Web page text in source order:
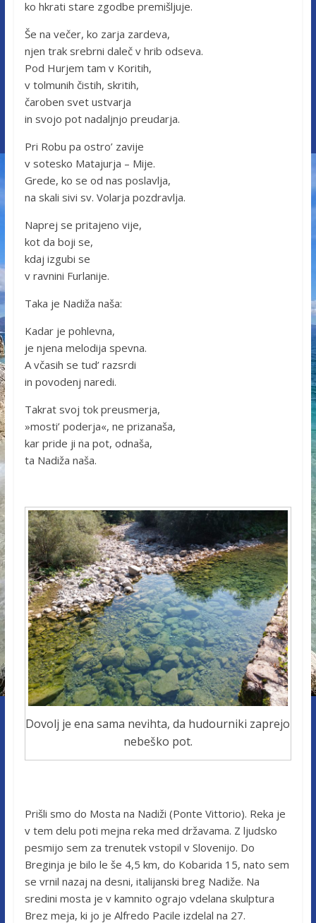
ko hkrati stare zgodbe premišljuje.
Še na večer, ko zarja zardeva,
njen trak srebrni daleč v hrib odseva.
Pod Hurjem tam v Koritih,
v tolmunih čistih, skritih,
čaroben svet ustvarja
in svojo pot nadaljnjo preudarja.
Pri Robu pa ostro’ zavije
v sotesko Matajurja – Mije.
Grede, ko se od nas poslavlja,
na skali sivi sv. Volarja pozdravlja.
Naprej se pritajeno vije,
kot da boji se,
kdaj izgubi se
v ravnini Furlanije.
Taka je Nadiža naša:
Kadar je pohlevna,
je njena melodija spevna.
A včasih se tud’ razsrdi
in povodenj naredi.
Takrat svoj tok preusmerja,
»mosti’ poderja«, ne prizanaša,
kar pride ji na pot, odnaša,
ta Nadiža naša.
Dovolj je ena sama nevihta, da hudourniki zaprejo
nebeško pot.
Prišli smo do Mosta na Nadiži (Ponte Vittorio). Reka je
v tem delu poti mejna reka med državama. Z ljudsko
pesmijo sem za trenutek vstopil v Slovenijo. Do
Breginja je bilo le še 4,5 km, do Kobarida 15, nato sem
se vrnil nazaj na desni, italijanski breg Nadiže. Na
sredini mosta je v kamnito ograjo vdelana skulptura
Brez meja, ki jo je Alfredo Pacile izdelal na 27.